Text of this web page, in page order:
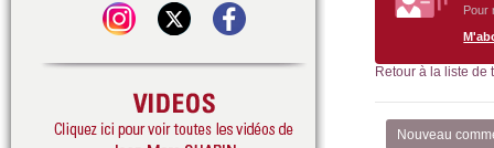
Pour
Retour à la liste de
Nouveau